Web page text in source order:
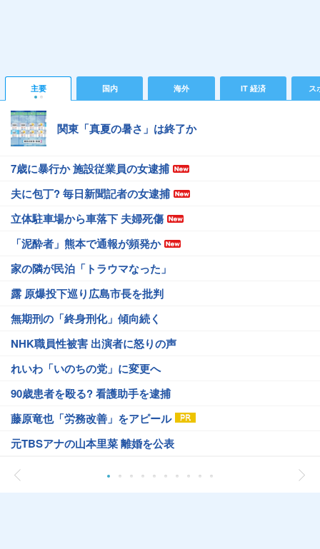
主要 国内 海外 IT 経済 ス
関東「真夏の暑さ」は終了か
7歳に暴行か 施設従業員の女逮捕
夫に包丁? 毎日新聞記者の女逮捕
立体駐車場から車落下 夫婦死傷
「泥酔者」熊本で通報が頻発か
家の隣が民泊「トラウマなった」
露 原爆投下巡り広島市長を批判
無期刑の「終身刑化」傾向続く
NHK職員性被害 出演者に怒りの声
れいわ「いのちの党」に変更へ
90歳患者を殴る? 看護助手を逮捕
藤原竜也「労務改善」をアピール
元TBSアナの山本里菜 離婚を公表